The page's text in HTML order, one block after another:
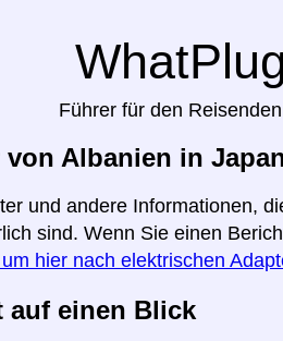
Führer für den
von Albanien in
und andere Informationen,
sind. Wenn Sie einen
hier nach elektrischen
auf einen Blick